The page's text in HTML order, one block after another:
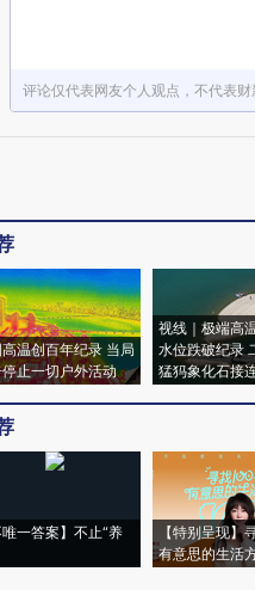
评论仅代表网友个人观点，不代表财
温创百年纪录 当局
止一切户外活动
视线｜极端高
水位跌破纪录
猛犸象化石接
唯一答案】不止“养
【特别呈现】
有意思的生活